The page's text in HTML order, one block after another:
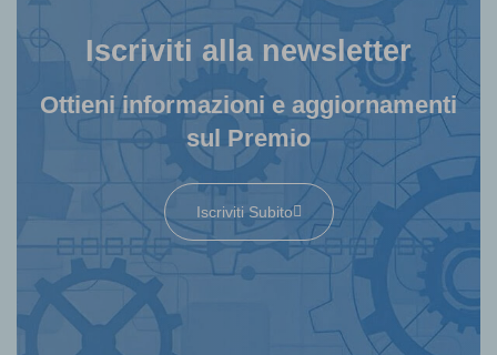
Iscriviti alla newsletter
Ottieni informazioni e aggiornamenti
sul Premio
Iscriviti Subito